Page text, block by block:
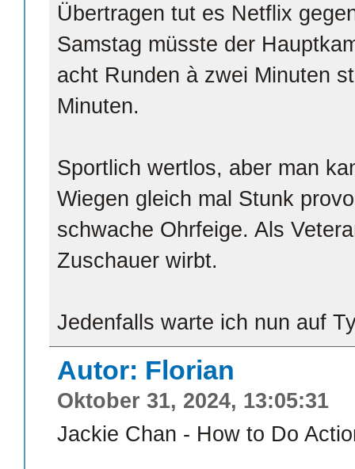
Übertragen tut es Netflix
Samstag müsste der
acht Runden à zwei Minuten
Minuten.
Sportlich wertlos, aber man
Wiegen gleich mal Stunk
schwache Ohrfeige. Als
Zuschauer wirbt.
Jedenfalls warte ich nun auf
Autor: Florian
Oktober 31, 2024, 13:05:31
Jackie Chan - How to Do